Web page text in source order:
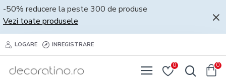
-50% reducere la peste 300 de produse
Vezi toate produsele
LOGARE INREGISTRARE
0 0